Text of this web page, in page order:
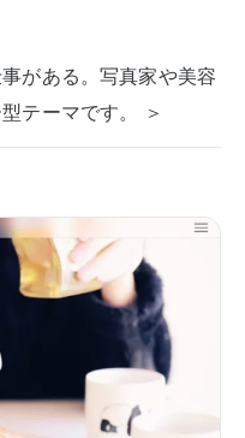
がある。写真家や美容
テーマです。 ＞